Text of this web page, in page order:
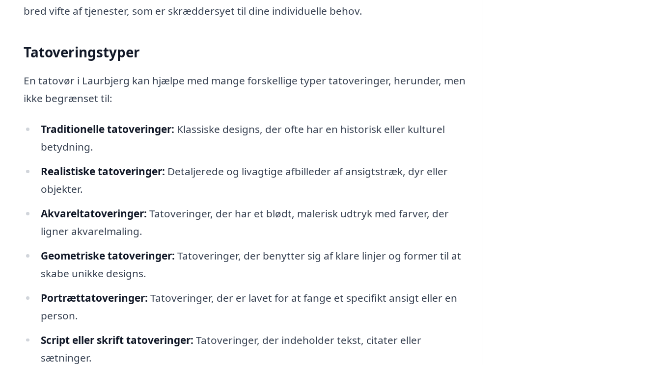
bred vifte af tjenester, som er skræddersyet til dine individuelle behov.
Tatoveringstyper
En tatovør i Laurbjerg kan hjælpe med mange forskellige typer tatoveringer, herunder, men
ikke begrænset til:
Traditionelle tatoveringer: Klassiske designs, der ofte har en historisk eller kulturel
betydning.
Realistiske tatoveringer: Detaljerede og livagtige afbilleder af ansigtstræk, dyr eller
objekter.
Akvareltatoveringer: Tatoveringer, der har et blødt, malerisk udtryk med farver, der
ligner akvarelmaling.
Geometriske tatoveringer: Tatoveringer, der benytter sig af klare linjer og former til at
skabe unikke designs.
Portrættatoveringer: Tatoveringer, der er lavet for at fange et specifikt ansigt eller en
person.
Script eller skrift tatoveringer: Tatoveringer, der indeholder tekst, citater eller
sætninger.